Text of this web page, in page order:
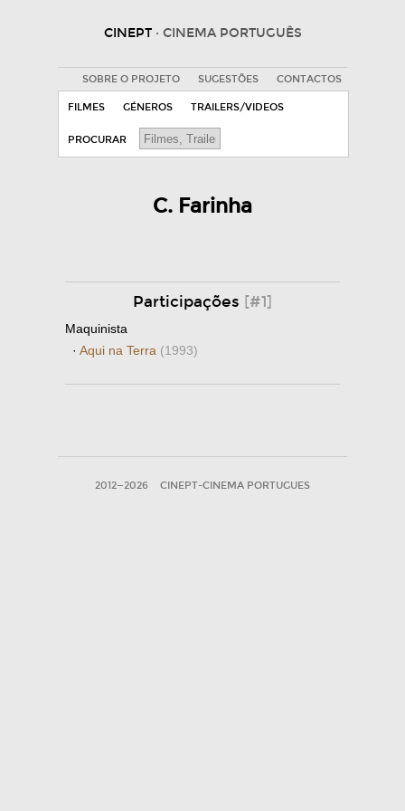
CINEPT · CINEMA PORTUGUÊS
SOBRE O PROJETO SUGESTÕES CONTACTOS
FILMES GÉNEROS TRAILERS/VIDEOS
PROCURAR
C. Farinha
Participações [#1]
Maquinista
· Aqui na Terra (1993)
2012—2026 CINEPT-CINEMA PORTUGUES